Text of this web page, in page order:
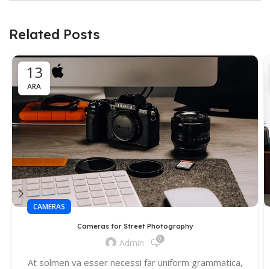
Related Posts
13
ARA
CAMERAS
Cameras for Street Photography
Admin 0
At solmen va esser necessi far uniform grammatica,